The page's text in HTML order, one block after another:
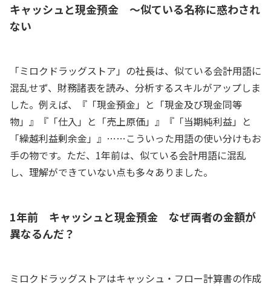
キャッシュと現金預金 ～似ている名称に惑わされ
ない
「ミロクドラッグストア」の社長は、似ている会計用語に
混乱せず、財務諸表を読み、分析するスキルがアップしま
した。例えば、『「現金預金」と「現金及び現金同等
物」』『「仕入」と「売上原価」』『「当期純利益」と
「繰越利益剰余金」』……こういった用語の使い分けもお
手の物です。ただ、1年前は、似ている会計用語に混乱
し、理解ができていない点も多々ありました。
1年前 キャッシュと現金預金 なぜ両者の金額が
異なるんだ？
ミロクドラッグストアはキャッシュ・フロー計算書の作成